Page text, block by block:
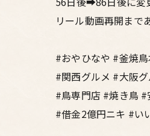
リール動画再開まで
#おやひなや #釜焼
#関西グルメ #大阪
#鳥専門店 #焼き鳥
#借金2億円ニキ #い